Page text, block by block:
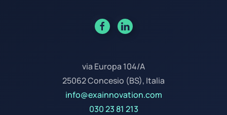
via Europa 104/A
25062 Concesio (BS), Italia
info@exainnovation.com
030 23 81 213